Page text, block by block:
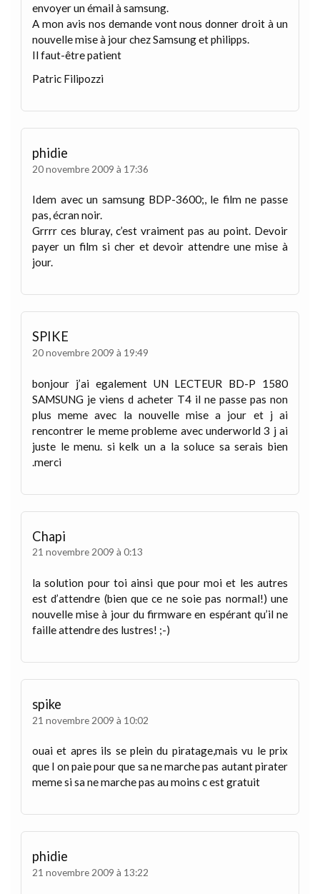
envoyer un émail à samsung.
A mon avis nos demande vont nous donner droit à un
nouvelle mise à jour chez Samsung et philipps.
Il faut-être patient
Patric Filipozzi
phidie
20 novembre 2009 à 17:36
Idem avec un samsung BDP-3600;, le film ne passe
pas, écran noir.
Grrrr ces bluray, c’est vraiment pas au point. Devoir
payer un film si cher et devoir attendre une mise à
jour.
SPIKE
20 novembre 2009 à 19:49
bonjour j’ai egalement UN LECTEUR BD-P 1580
SAMSUNG je viens d acheter T4 il ne passe pas non
plus meme avec la nouvelle mise a jour et j ai
rencontrer le meme probleme avec underworld 3 j ai
juste le menu. si kelk un a la soluce sa serais bien
.merci
Chapi
21 novembre 2009 à 0:13
la solution pour toi ainsi que pour moi et les autres
est d’attendre (bien que ce ne soie pas normal!) une
nouvelle mise à jour du firmware en espérant qu’il ne
faille attendre des lustres! ;-)
spike
21 novembre 2009 à 10:02
ouai et apres ils se plein du piratage,mais vu le prix
que l on paie pour que sa ne marche pas autant pirater
meme si sa ne marche pas au moins c est gratuit
phidie
21 novembre 2009 à 13:22